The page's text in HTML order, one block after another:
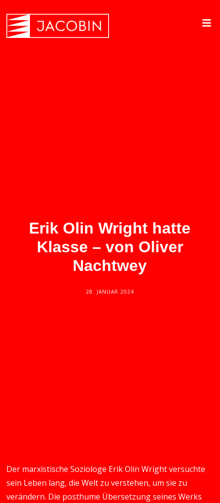
Erik Olin Wright hatte
Klasse – von Oliver
Nachtwey
28. JANUAR 2024
Der marxistische Soziologe Erik Olin Wright versuchte
sein Leben lang, die Welt zu verstehen, um sie zu
verändern. Die posthume Übersetzung seines Werks